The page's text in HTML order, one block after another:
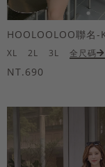
XL 2L 3L 全尺碼
NT.690